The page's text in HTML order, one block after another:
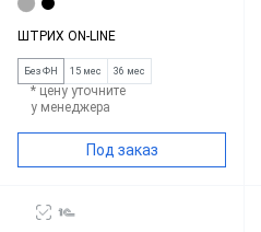
ШТРИХ ON-LINE
Без ФН 15 мес 36 мес
* цену уточните
у менеджера
Под заказ